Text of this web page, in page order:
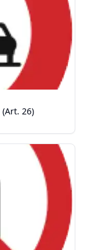
26)